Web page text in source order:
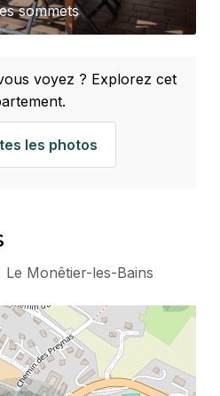
sommets
voyez ? Explorez cet
les photos
Monêtier-les-Bains